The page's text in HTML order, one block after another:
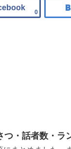
0
つ・話者数・ラ